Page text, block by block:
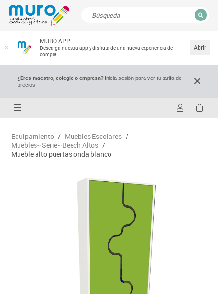
MURO APP
Descarga nuestra app y disfruta de una nueva experiencia de
compra.
Abrir
¿Eres maestro, colegio o empresa?Inicia sesión para ver tu tarifa de
precios.
Equipamiento / Muebles Escolares /
Muebles~Serie~Beech Altos /
Mueble alto puertas onda blanco